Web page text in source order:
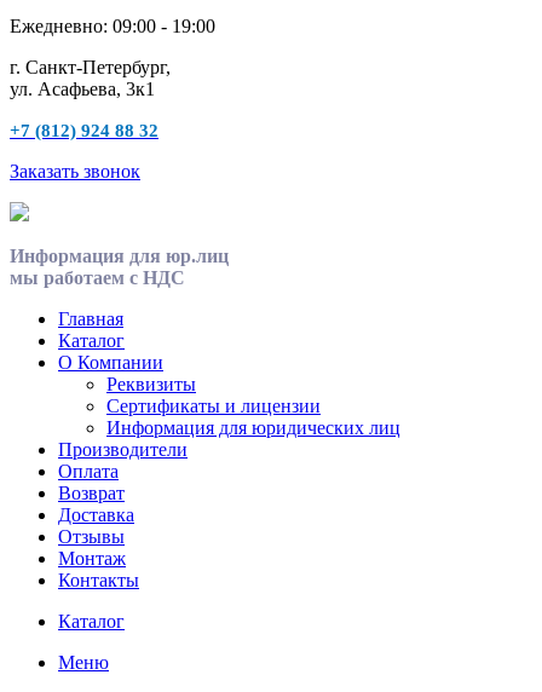
Ежедневно: 09:00 - 19:00
г. Санкт-Петербург,
ул. Асафьева, 3к1
+7 (812) 924 88 32
Заказать звонок
Информация для юр.лиц
мы работаем с НДС
Главная
Каталог
О Компании
Реквизиты
Сертификаты и лицензии
Информация для юридических лиц
Производители
Оплата
Возврат
Доставка
Отзывы
Монтаж
Контакты
Каталог
Меню